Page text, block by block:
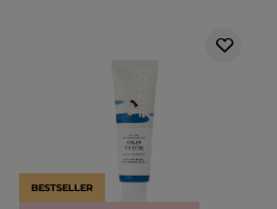
BESTSELLER